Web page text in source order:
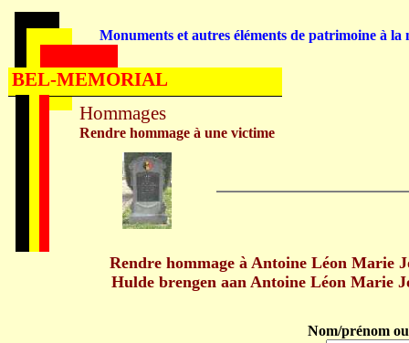
Rendre hommage à Antoine Léon
Hulde brengen aan Antoine Léon Marie
Nom/prénom
Hommages
Rendre hommage à une victime
Monuments et autres éléments de patrimoine à la
BEL-MEMORIAL